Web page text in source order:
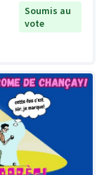
Soumis au
vote